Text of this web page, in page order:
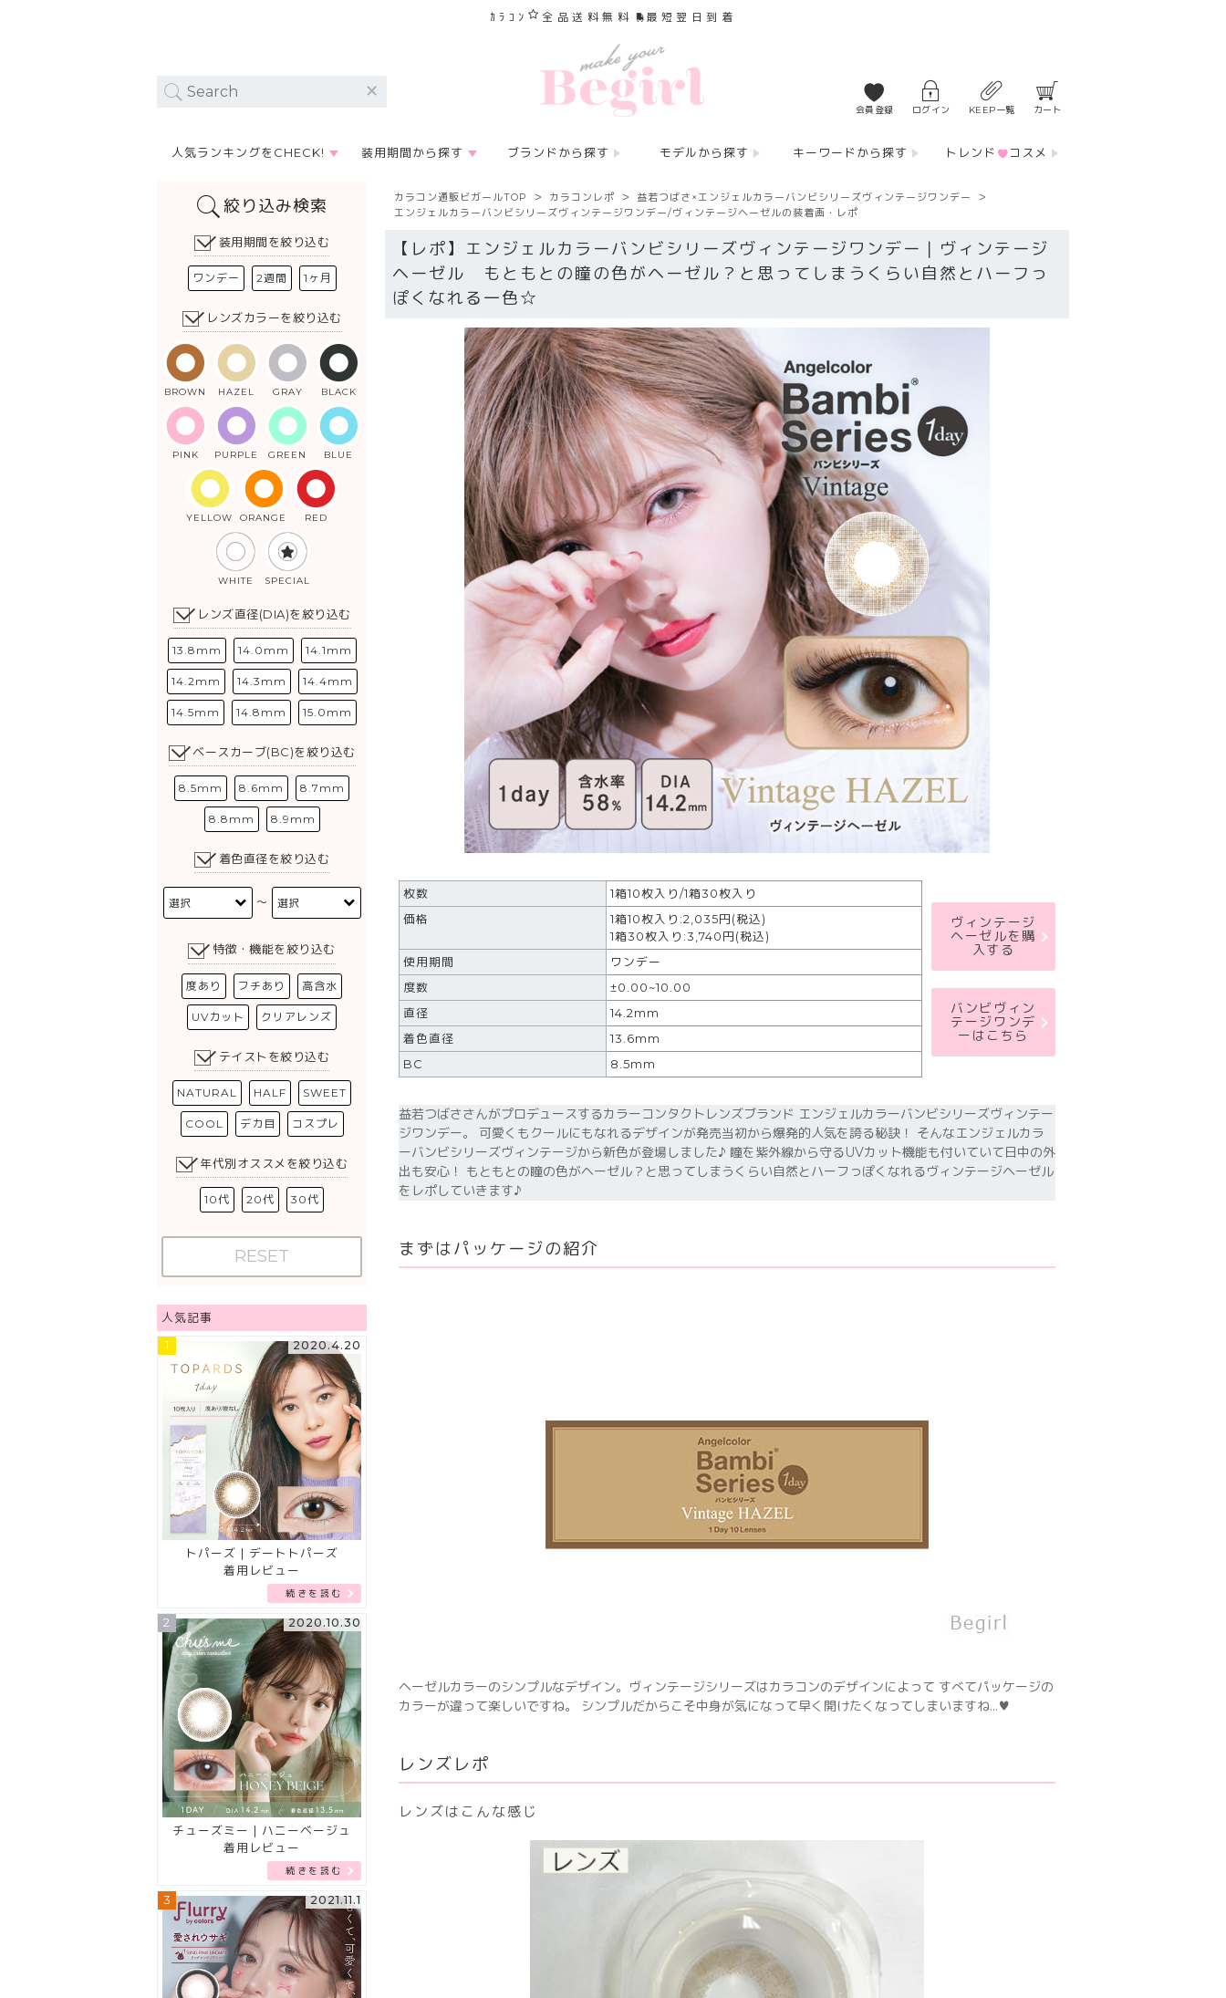
ｶﾗｺﾝ 全品送料無料 最短翌日到着
会員登録 ログイン KEEP一覧 カート
人気ランキングをCHECK! 装用期間から探す ブランドから探す モデルから探す キーワードから探す トレンド コスメ
絞り込み検索
装用期間を絞り込む
ワンデー 2週間 1ヶ月
レンズカラーを絞り込む
BROWN HAZEL GRAY BLACK
PINK PURPLE GREEN BLUE
YELLOW ORANGE RED
WHITE SPECIAL
レンズ直径(DIA)を絞り込む
13.8mm 14.0mm 14.1mm
14.2mm 14.3mm 14.4mm
14.5mm 14.8mm 15.0mm
ベースカーブ(BC)を絞り込む
8.5mm 8.6mm 8.7mm
8.8mm 8.9mm
着色直径を絞り込む
〜
特徴・機能を絞り込む
度あり フチあり 高含水
UVカット クリアレンズ
テイストを絞り込む
NATURAL HALF SWEET
COOL デカ目 コスプレ
年代別オススメを絞り込む
10代 20代 30代
RESET
人気記事
1
2020.4.20
トパーズ｜デートトパーズ
着用レビュー
続きを読む
2 2020.10.30
チューズミー｜ハニーベージュ
着用レビュー
続きを読む
3 2021.11.1
カラコン通販ビガールTOP カラコンレポ
益若つばさ×エンジェルカラーバンビシリーズヴィンテージワンデー
エンジェルカラーバンビシリーズヴィンテージワンデー/ヴィンテージヘーゼルの装着画・レポ
【レポ】エンジェルカラーバンビシリーズヴィンテージワンデー｜ヴィンテージ
ヘーゼル もともとの瞳の色がヘーゼル？と思ってしまうくらい自然とハーフっ
ぽくなれる一色☆
枚数
1箱10枚入り/1箱30枚入り
価格
1箱10枚入り:2,035円(税込)
1箱30枚入り:3,740円(税込)
使用期間
ワンデー
度数
±0.00~10.00
直径
14.2mm
着色直径
13.6mm
BC
8.5mm
ヴィンテージ
ヘーゼルを購
入する
バンビヴィン
テージワンデ
ーはこちら
益若つばささんがプロデュースするカラーコンタクトレンズブランド エンジェルカラーバンビシリーズヴィンテー
ジワンデー。 可愛くもクールにもなれるデザインが発売当初から爆発的人気を誇る秘訣！ そんなエンジェルカラ
ーバンビシリーズヴィンテージから新色が登場しました♪ 瞳を紫外線から守るUVカット機能も付いていて日中の外
出も安心！ もともとの瞳の色がヘーゼル？と思ってしまうくらい自然とハーフっぽくなれるヴィンテージヘーゼル
をレポしていきます♪
まずはパッケージの紹介
ヘーゼルカラーのシンプルなデザイン。ヴィンテージシリーズはカラコンのデザインによって すべてパッケージの
カラーが違って楽しいですね。 シンプルだからこそ中身が気になって早く開けたくなってしまいますね…♥
レンズレポ
レンズはこんな感じ